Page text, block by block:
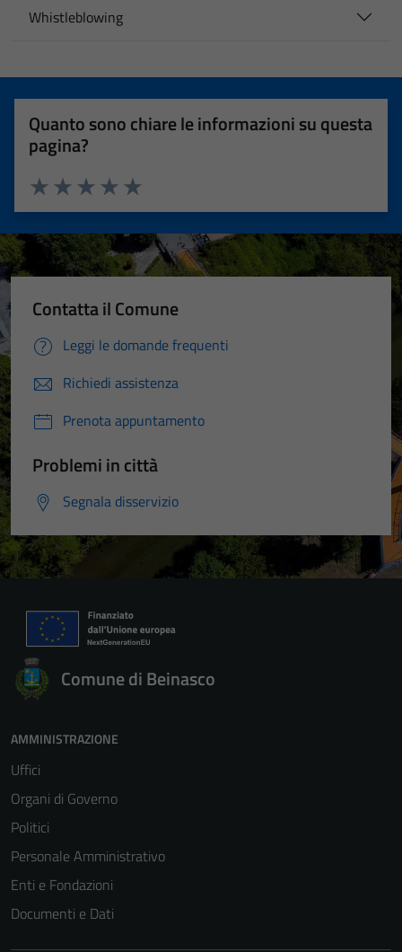
Whistleblowing
Quanto sono chiare le informazioni su questa
pagina?
Valuta 5 stelle su 5
Valuta 4 stelle su 5
Valuta 3 stelle su 5
Valuta 2 stelle su 5
Valuta 1 stelle su 5
Contatta il Comune
Leggi le domande frequenti
Richiedi assistenza
Prenota appuntamento
Problemi in città
Segnala disservizio
Comune di Beinasco
AMMINISTRAZIONE
Uffici
Organi di Governo
Politici
Personale Amministrativo
Enti e Fondazioni
Documenti e Dati